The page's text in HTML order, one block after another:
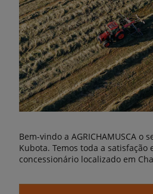
Bem-vindo a AGRICHAMUSCA o
Kubota. Temos toda a satisfação
concessionário localizado em